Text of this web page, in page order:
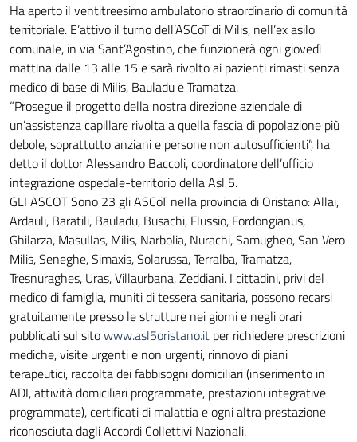
Ha aperto il ventitreesimo ambulatorio straordinario di comunità
territoriale. E’attivo il turno dell’ASCoT di Milis, nell’ex asilo
comunale, in via Sant’Agostino, che funzionerà ogni giovedì
mattina dalle 13 alle 15 e sarà rivolto ai pazienti rimasti senza
medico di base di Milis, Bauladu e Tramatza.
“Prosegue il progetto della nostra direzione aziendale di
un’assistenza capillare rivolta a quella fascia di popolazione più
debole, soprattutto anziani e persone non autosufficienti”, ha
detto il dottor Alessandro Baccoli, coordinatore dell’ufficio
integrazione ospedale-territorio della Asl 5.
GLI ASCOT Sono 23 gli ASCoT nella provincia di Oristano: Allai,
Ardauli, Baratili, Bauladu, Busachi, Flussio, Fordongianus,
Ghilarza, Masullas, Milis, Narbolia, Nurachi, Samugheo, San Vero
Milis, Seneghe, Simaxis, Solarussa, Terralba, Tramatza,
Tresnuraghes, Uras, Villaurbana, Zeddiani. I cittadini, privi del
medico di famiglia, muniti di tessera sanitaria, possono recarsi
gratuitamente presso le strutture nei giorni e negli orari
pubblicati sul sitowww.asl5oristano.it per richiedere prescrizioni
mediche, visite urgenti e non urgenti, rinnovo di piani
terapeutici, raccolta dei fabbisogni domiciliari (inserimento in
ADI, attività domiciliari programmate, prestazioni integrative
programmate), certificati di malattia e ogni altra prestazione
riconosciuta dagli Accordi Collettivi Nazionali.